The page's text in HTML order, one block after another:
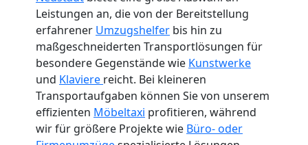
Leistungen an, die von der Bereitstellung
erfahrener Umzugshelfer bis hin zu
maßgeschneiderten Transportlösungen für
besondere Gegenstände wie Kunstwerke
und Klaviere reicht. Bei kleineren
Transportaufgaben können Sie von unserem
effizienten Möbeltaxi profitieren, während
wir für größere Projekte wie Büro- oder
Umzug